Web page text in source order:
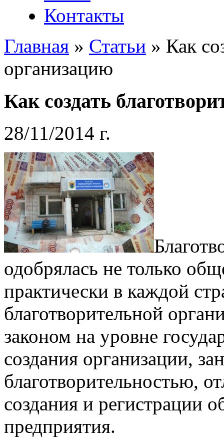
Контакты
Главная » Статьи » Как
организацию
Как создать
28/11/2014 г.
одобрялась не только
практически в каждой
благотворительной
законом на уровне
создания организации,
благотворительностью,
создания и регистрации
предприятия.